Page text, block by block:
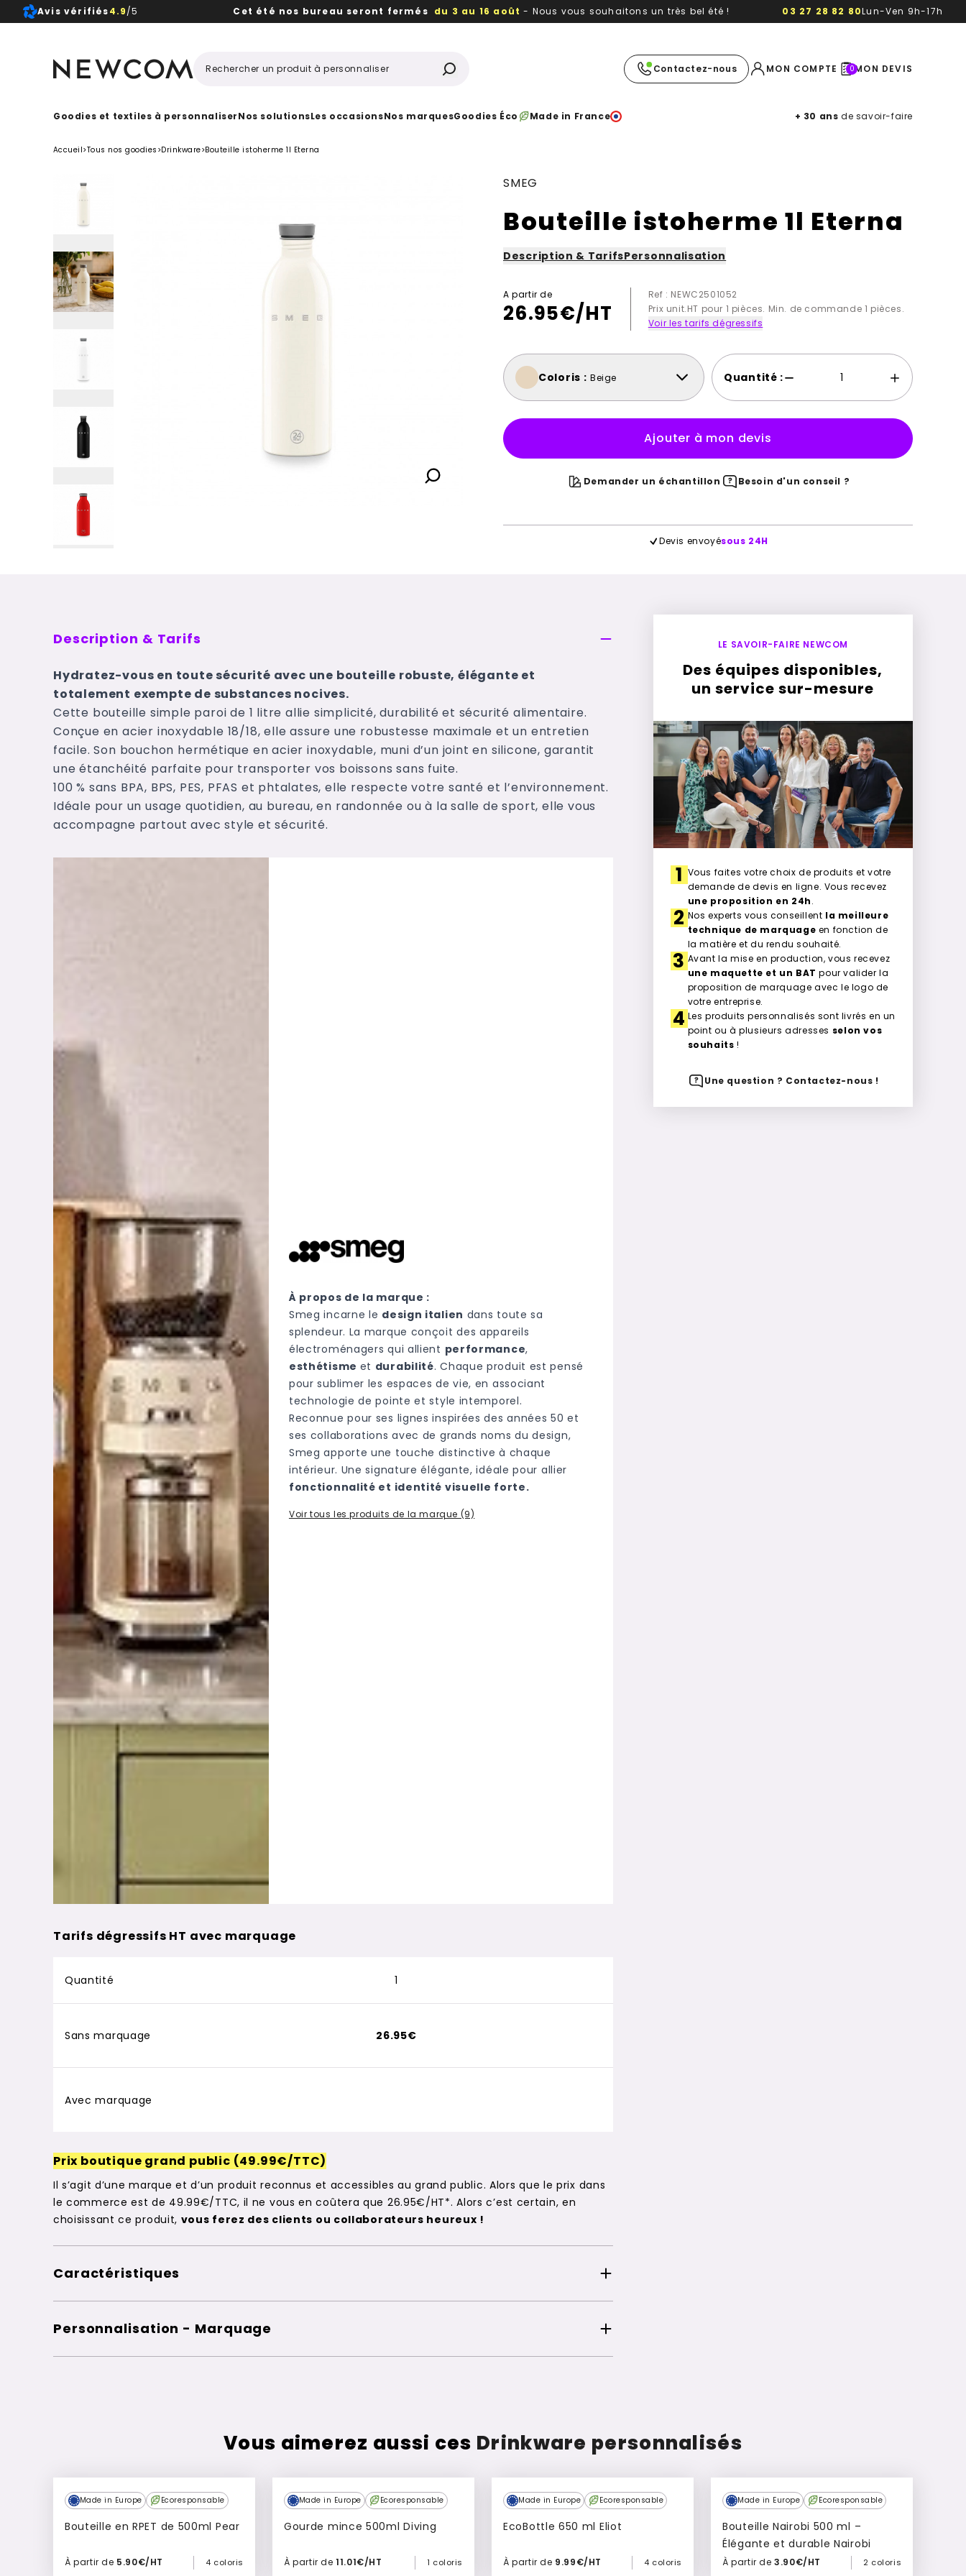
Avis vérifiés4.9/5 Cet été nos bureau seront fermés du 3 au 16 août - Nous vous souhaitons un très bel été !
03 27 28 82 80Lun-Ven 9h-17h
Contactez-nous MON COMPTE 0MON DEVIS
Goodies et textiles à personnaliserNos solutionsLes occasionsNos marquesGoodies Éco Made in France + 30 ans de savoir-faire
Accueil>Tous nos goodies >Drinkware>Bouteille istoherme 1l Eterna
SMEG
Bouteille istoherme 1l Eterna
Description & TarifsPersonnalisation
A partir de
26.95€/HT
Ref : NEWC2501052
Prix unit.HT pour 1 pièces. Min. de commande 1 pièces.
Voir les tarifs dégressifs
Coloris : Beige Quantité :
Ajouter à mon devis
Demander un échantillon Besoin d'un conseil ?
Devis envoyésous 24H
Description & Tarifs
Hydratez-vous en toute sécurité avec une bouteille robuste, élégante et
totalement exempte de substances nocives.
Cette bouteille simple paroi de 1 litre allie simplicité, durabilité et sécurité alimentaire.
Conçue en acier inoxydable 18/18, elle assure une robustesse maximale et un entretien
facile. Son bouchon hermétique en acier inoxydable, muni d’un joint en silicone, garantit
une étanchéité parfaite pour transporter vos boissons sans fuite.
100 % sans BPA, BPS, PES, PFAS et phtalates, elle respecte votre santé et l’environnement.
Idéale pour un usage quotidien, au bureau, en randonnée ou à la salle de sport, elle vous
accompagne partout avec style et sécurité.
À propos de la marque :
Smeg incarne le design italien dans toute sa
splendeur. La marque conçoit des appareils
électroménagers qui allient performance,
esthétisme et durabilité. Chaque produit est pensé
pour sublimer les espaces de vie, en associant
technologie de pointe et style intemporel.
Reconnue pour ses lignes inspirées des années 50 et
ses collaborations avec de grands noms du design,
Smeg apporte une touche distinctive à chaque
intérieur. Une signature élégante, idéale pour allier
fonctionnalité et identité visuelle forte.
Voir tous les produits de la marque (9)
Tarifs dégressifs HT avec marquage
Quantité
Sans marquage
Avec marquage
1
26.95€
Prix boutique grand public (49.99€/TTC)
Il s’agit d’une marque et d’un produit reconnus et accessibles au grand public. Alors que le prix dans
le commerce est de 49.99€/TTC, il ne vous en coûtera que 26.95€/HT*. Alors c’est certain, en
choisissant ce produit, vous ferez des clients ou collaborateurs heureux !
Caractéristiques
Personnalisation - Marquage
LE SAVOIR-FAIRE NEWCOM
Des équipes disponibles,
un service sur-mesure
1 Vous faites votre choix de produits et votre
demande de devis en ligne. Vous recevez
une proposition en 24h.
2 Nos experts vous conseillent la meilleure
technique de marquage en fonction de
la matière et du rendu souhaité.
3 Avant la mise en production, vous recevez
une maquette et un BAT pour valider la
proposition de marquage avec le logo de
votre entreprise.
4 Les produits personnalisés sont livrés en un
point ou à plusieurs adresses selon vos
souhaits !
Une question ? Contactez-nous !
Vous aimerez aussi ces Drinkware personnalisés
Made in Europe Ecoresponsable
Bouteille en RPET de 500ml Pear
À partir de 5.90€/HT 4 coloris
Made in Europe Ecoresponsable
Gourde mince 500ml Diving
À partir de11.01€/HT 1 coloris
Made in Europe Ecoresponsable
EcoBottle 650 ml Eliot
À partir de 9.99€/HT 4 coloris
Made in Europe Ecoresponsable
Bouteille Nairobi 500 ml –
Élégante et durable Nairobi
À partir de3.90€/HT 2 coloris